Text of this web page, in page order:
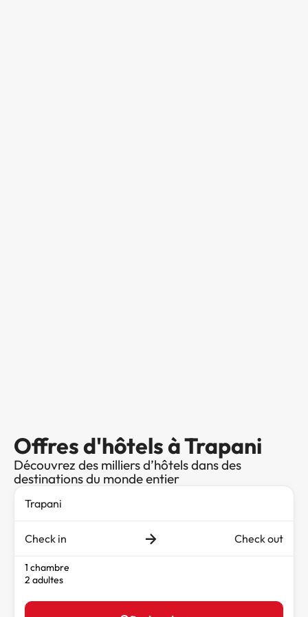
Offres d'hôtels à Trapani
Découvrez des milliers d’hôtels dans des
destinations du monde entier
Check in Check out
1 chambre
2 adultes